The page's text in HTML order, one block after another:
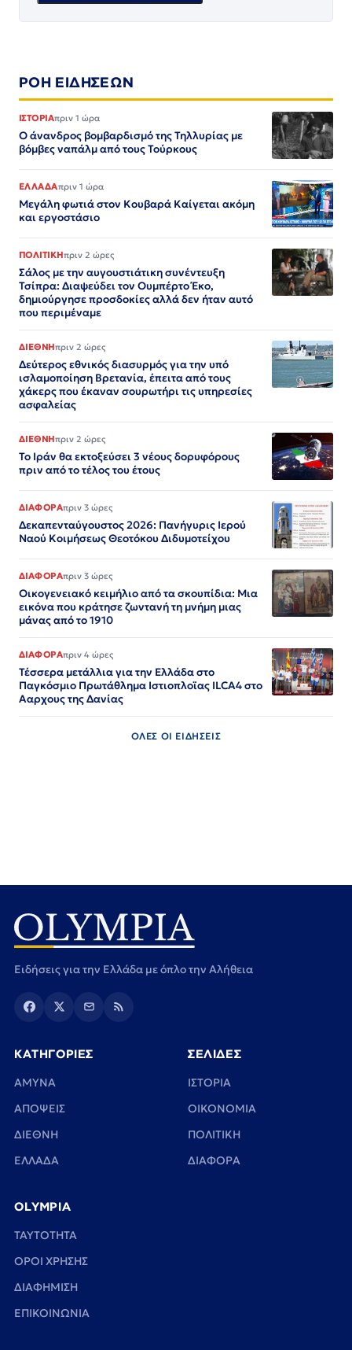
ΡΟΗ ΕΙΔΗΣΕΩΝ
ΙΣΤΟΡΙΑπριν 1 ώρα
Ο άνανδρος βομβαρδισμό της Τηλλυρίας με
βόμβες ναπάλμ από τους Τούρκους
ΕΛΛΑΔΑπριν 1 ώρα
Μεγάλη φωτιά στον Κουβαρά Καίγεται ακόμη
και εργοστάσιο
ΠΟΛΙΤΙΚΗπριν 2 ώρες
Σάλος με την αυγουστιάτικη συνέντευξη
Τσίπρα: Διαψεύδει τον Ουμπέρτο Έκο,
δημιούργησε προσδοκίες αλλά δεν ήταν αυτό
που περιμέναμε
ΔΙΕΘΝΗπριν 2 ώρες
Δεύτερος εθνικός διασυρμός για την υπό
ισλαμοποίηση Βρετανία, έπειτα από τους
χάκερς που έκαναν σουρωτήρι τις υπηρεσίες
ασφαλείας
ΔΙΕΘΝΗπριν 2 ώρες
Το Ιράν θα εκτοξεύσει 3 νέους δορυφόρους
πριν από το τέλος του έτους
ΔΙΑΦΟΡΑπριν 3 ώρες
Δεκαπενταύγουστος 2026: Πανήγυρις Ιερού
Ναού Κοιμήσεως Θεοτόκου Διδυμοτείχου
ΔΙΑΦΟΡΑπριν 3 ώρες
Οικογενειακό κειμήλιο από τα σκουπίδια: Μια
εικόνα που κράτησε ζωντανή τη μνήμη μιας
μάνας από το 1910
ΔΙΑΦΟΡΑπριν 4 ώρες
Τέσσερα μετάλλια για την Ελλάδα στο
Παγκόσμιο Πρωτάθλημα Ιστιοπλοϊας ILCA4 στο
Ααρχους της Δανίας
ΟΛΕΣ ΟΙ ΕΙΔΗΣΕΙΣ
Ειδήσεις για την Ελλάδα με όπλο την Αλήθεια
ΚΑΤΗΓΟΡΙΕΣ
ΑΜΥΝΑ
ΑΠΟΨΕΙΣ
ΔΙΕΘΝΗ
ΕΛΛΑΔΑ
ΣΕΛΙΔΕΣ
ΙΣΤΟΡΙΑ
ΟΙΚΟΝΟΜΙΑ
ΠΟΛΙΤΙΚΗ
ΔΙΑΦΟΡΑ
OLYMPIA
TAYTOTHTA
ΟΡΟΙ ΧΡΗΣΗΣ
ΔΙΑΦΗΜΙΣΗ
ΕΠΙΚΟΙΝΩΝΙΑ